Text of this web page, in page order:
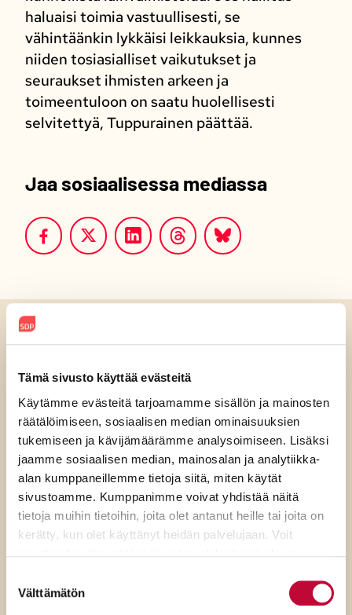
Tämä sivusto käyttää evästeitä
Käytämme evästeitä tarjoamamme sisällön ja mainosten
räätälöimiseen, sosiaalisen median ominaisuuksien
tukemiseen ja kävijämäärämme analysoimiseen. Lisäksi
jaamme sosiaalisen median, mainosalan ja analytiikka-
alan kumppaneillemme tietoja siitä, miten käytät
sivustoamme. Kumppanimme voivat yhdistää näitä
tietoja muihin tietoihin, joita olet antanut heille tai joita on
kerätty, kun olet käyttänyt heidän palvelujaan. Voit
valinta
Välttämätön
haluaisi toimia vastuullisesti, se
vähintäänkin lykkäisi leikkauksia, kunnes
niiden tosiasialliset vaikutukset ja
seuraukset ihmisten arkeen ja
toimeentuloon on saatu huolellisesti
selvitettyä, Tuppurainen päättää.
Jaa sosiaalisessa mediassa